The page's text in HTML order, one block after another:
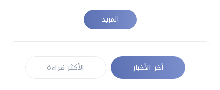
المزيد
أخر الأخبار الأكثر قراءة